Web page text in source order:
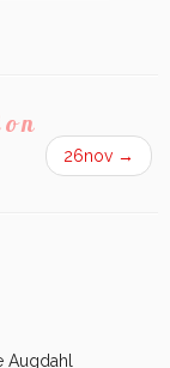
26nov →
Augdahl